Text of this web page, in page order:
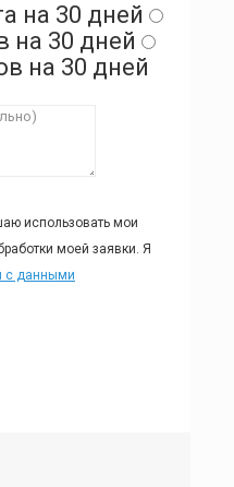
на 30 дней
на 30 дней
на 30 дней
использовать мои
моей заявки. Я
с данными